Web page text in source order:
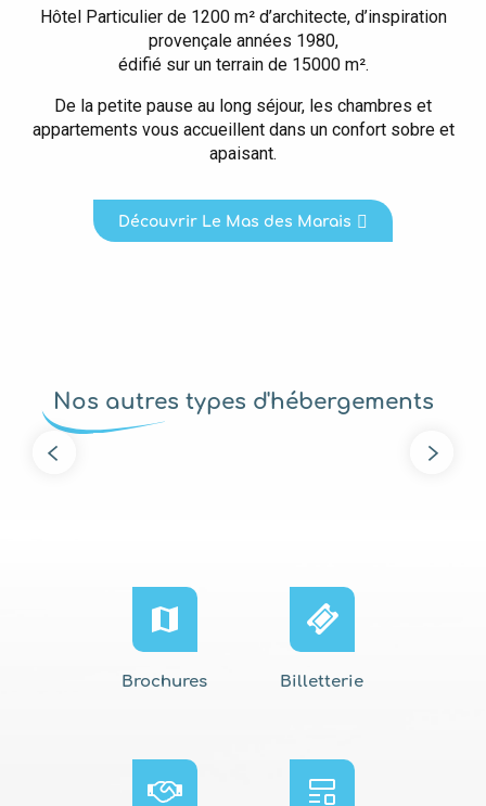
Hôtel Particulier de 1200 m² d’architecte, d’inspiration
provençale années 1980,
édifié sur un terrain de 15000 m².
De la petite pause au long séjour, les chambres et
appartements vous accueillent dans un confort sobre et
apaisant.
Découvrir Le Mas des Marais
Nos autres types d'hébergements
Brochures Billetterie